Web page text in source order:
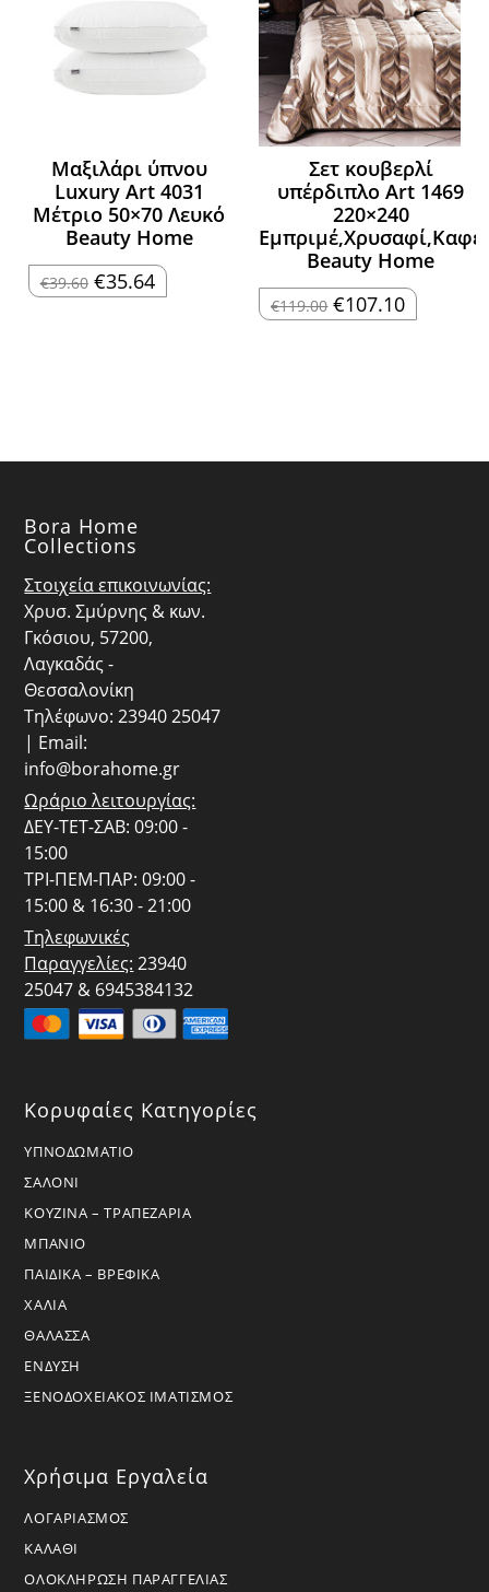
Μαξιλάρι ύπνου
Luxury Art 4031
Μέτριο 50×70 Λευκό
Beauty Home
€39.60 Original
price
€35.64 Η
τρέχουσα
Σετ κουβερλί
υπέρδιπλο Art 1469
220×240
Εμπριμέ,Χρυσαφί,Καφέ
Beauty Home
€119.00 Original
price
€107.10Η
τρέχουσα
Bora Home
Collections
Στοιχεία επικοινωνίας:
Χρυσ. Σμύρνης & κων.
Γκόσιου, 57200,
Λαγκαδάς -
Θεσσαλονίκη
Τηλέφωνο: 23940 25047
| Email:
info@borahome.gr
Ωράριο λειτουργίας:
ΔΕΥ-ΤΕΤ-ΣΑΒ: 09:00 -
15:00
ΤΡΙ-ΠΕΜ-ΠΑΡ: 09:00 -
15:00 & 16:30 - 21:00
Τηλεφωνικές
Παραγγελίες: 23940
25047 & 6945384132
Κορυφαίες Κατηγορίες
ΥΠΝΟΔΩΜΑΤΙΟ
ΣΑΛΟΝΙ
ΚΟΥΖΙΝΑ – ΤΡΑΠΕΖΑΡΙΑ
ΜΠΑΝΙΟ
ΠΑΙΔΙΚΑ – ΒΡΕΦΙΚΑ
ΧΑΛΙΑ
ΘΑΛΑΣΣΑ
ΕΝΔΥΣΗ
ΞΕΝΟΔΟΧΕΙΑΚΟΣ ΙΜΑΤΙΣΜΟΣ
Χρήσιμα Εργαλεία
ΛΟΓΑΡΙΑΣΜΟΣ
ΚΑΛΑΘΙ
ΟΛΟΚΛΗΡΩΣΗ ΠΑΡΑΓΓΕΛΙΑΣ